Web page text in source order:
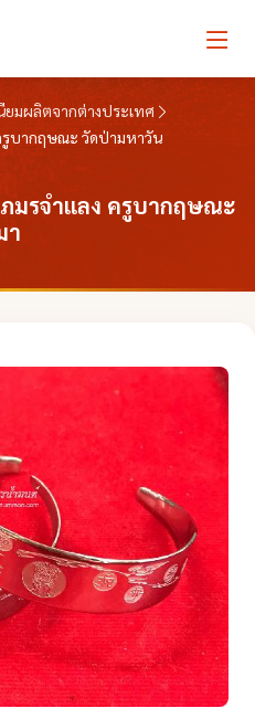
มผลิตจากต่างประเทศ
รูบากฤษณะ วัดป่ามหาวัน
มรจำแลง ครูบากฤษณะ
า